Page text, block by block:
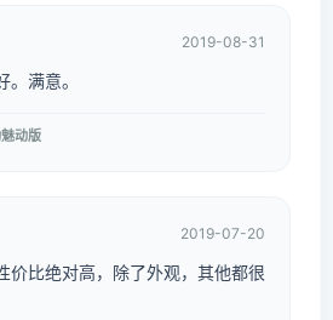
2019-08-31
满意。
动版
2019-07-20
价比绝对高，除了外观，其他都很